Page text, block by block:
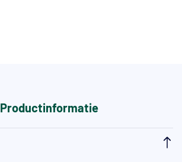
Productinformatie